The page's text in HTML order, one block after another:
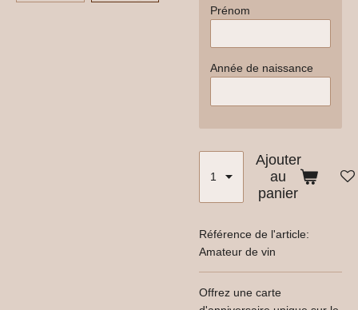
Prénom
Année de naissance
Ajouter
au
panier
Référence de l'article:
Amateur de vin
Offrez une carte